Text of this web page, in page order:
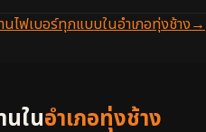
ไฟเบอร์ทุกแบบในอำเภอทุ่งช้าง→
นในอำเภอทุ่งช้าง